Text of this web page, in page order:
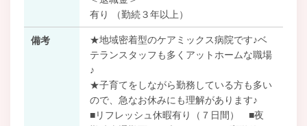
有り （勤続３年以上）
備考
★地域密着型のケアミックス病院です♪ベ
テランスタッフも多くアットホームな職場
♪
★子育てをしながら勤務している方も多い
ので、急なお休みにも理解があります♪
■リフレッシュ休暇有り（７日間） ■夜